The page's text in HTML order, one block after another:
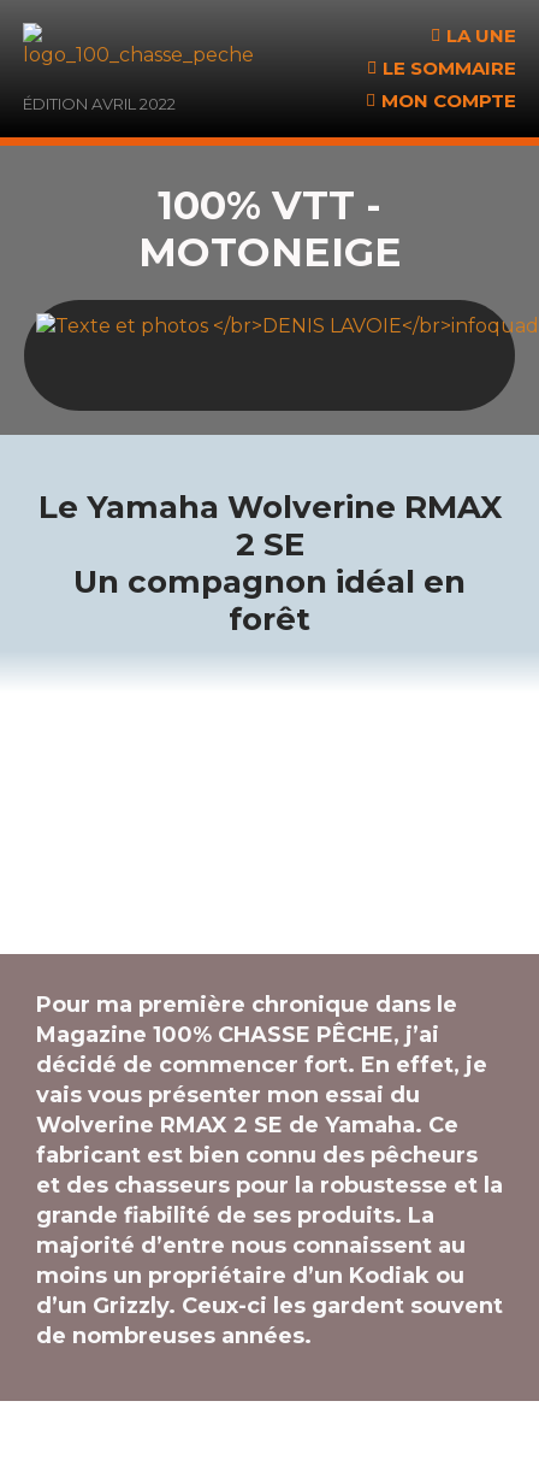
au
contenu
ÉDITION AVRIL 2022
LA UNE
LE SOMMAIRE
MON COMPTE
100% VTT -
MOTONEIGE
Le Yamaha Wolverine RMAX
2 SE
Un compagnon idéal en
forêt
Pour ma première chronique dans le
Magazine 100% CHASSE PÊCHE, j’ai
décidé de commencer fort. En effet, je
vais vous présenter mon essai du
Wolverine RMAX 2 SE de Yamaha. Ce
fabricant est bien connu des pêcheurs
et des chasseurs pour la robustesse et la
grande fiabilité de ses produits. La
majorité d’entre nous connaissent au
moins un propriétaire d’un Kodiak ou
d’un Grizzly. Ceux-ci les gardent souvent
de nombreuses années.